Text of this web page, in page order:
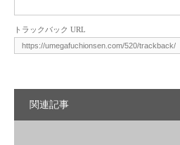
トラックバック URL
関連記事